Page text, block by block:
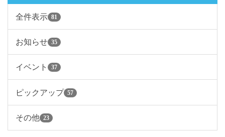
全件表示 81
お知らせ 35
イベント 37
ピックアップ 57
その他 23